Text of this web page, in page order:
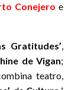
Conejero e
Gratitudes’,
de Vigan;
teatro,